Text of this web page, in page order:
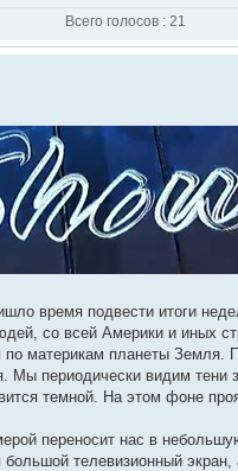
Всего голосов : 21
время подвести итоги
со всей Америки и иных
материкам планеты
Мы периодически видим
темной. На этом фоне
переносит нас в
телевизионный